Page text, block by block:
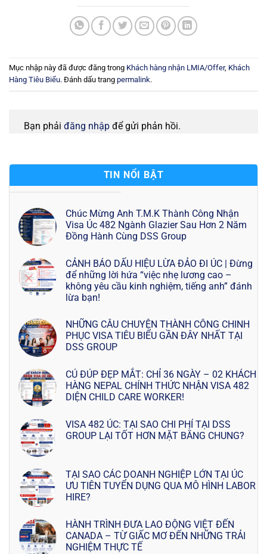
Mục nhập này đã được đăng trong Khách hàng nhận LMIA/Offer, Khách
Hàng Tiêu Biểu. Đánh dấu trang permalink.
Bạn phải đăng nhập để gửi phản hồi.
TIN NỔI BẬT
Chúc Mừng Anh T.M.K Thành Công Nhận
Visa Úc 482 Ngành Glazier Sau Hơn 2 Năm
Đồng Hành Cùng DSS Group
CẢNH BÁO DẤU HIỆU LỪA ĐẢO ĐI ÚC | Đừng
để những lời hứa “việc nhẹ lương cao –
không yêu cầu kinh nghiệm, tiếng anh” đánh
lừa bạn!
NHỮNG CÂU CHUYỆN THÀNH CÔNG CHINH
PHỤC VISA TIÊU BIỂU GẦN ĐÂY NHẤT TẠI
DSS GROUP
CÚ ĐÚP ĐẸP MẮT: CHỈ 36 NGÀY – 02 KHÁCH
HÀNG NEPAL CHÍNH THỨC NHẬN VISA 482
DIỆN CHILD CARE WORKER!
VISA 482 ÚC: TẠI SAO CHI PHÍ TẠI DSS
GROUP LẠI TỐT HƠN MẶT BẰNG CHUNG?
TẠI SAO CÁC DOANH NGHIỆP LỚN TẠI ÚC
ƯU TIÊN TUYỂN DỤNG QUA MÔ HÌNH LABOR
HIRE?
HÀNH TRÌNH ĐƯA LAO ĐỘNG VIỆT ĐẾN
CANADA – TỪ GIẤC MƠ ĐẾN NHỮNG TRẢI
NGHIỆM THỰC TẾ